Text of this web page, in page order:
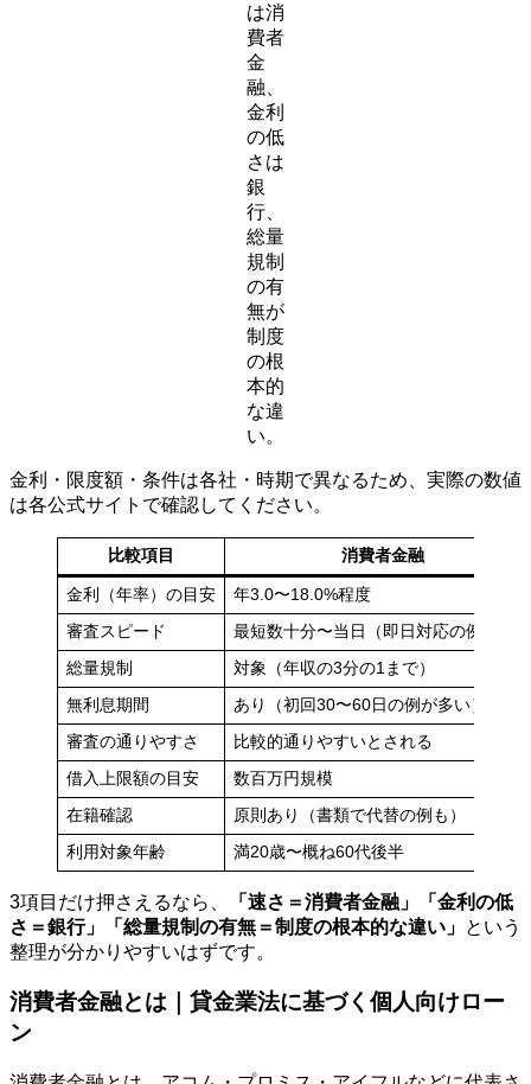
は消
費者
金
融、
金利
の低
さは
銀
行、
総量
規制
の有
無が
制度
の根
本的
な違
い。
金利・限度額・条件は各社・時期で異なるため、実際の数値
は各公式サイトで確認してください。
比較項目 消費者金融
金利（年率）の目安 年3.0〜18.0%程度
審査スピード 最短数十分〜当日（即日対応の例あり）
総量規制 対象（年収の3分の1まで）
無利息期間 あり（初回30〜60日の例が多い）
審査の通りやすさ 比較的通りやすいとされる
借入上限額の目安 数百万円規模
在籍確認 原則あり（書類で代替の例も）
利用対象年齢 満20歳〜概ね60代後半
3項目だけ押さえるなら、
「速さ＝消費者金融」「金利の低
さ＝銀行」「総量規制の有無＝制度の根本的な違い」 という
整理が分かりやすいはずです。
消費者金融とは｜貸金業法に基づく個人向けロー
ン